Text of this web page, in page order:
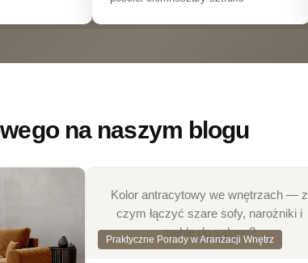
na naszym blogu
Kolor antracytowy we wnętrzach — z
czym łączyć szare sofy, narożniki i
meble do salonu?
Praktyczne Porady w Aranżacji Wnętrz